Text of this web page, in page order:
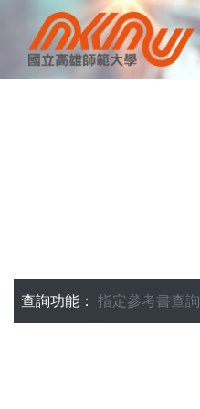
查詢功能： 指定參考書查詢